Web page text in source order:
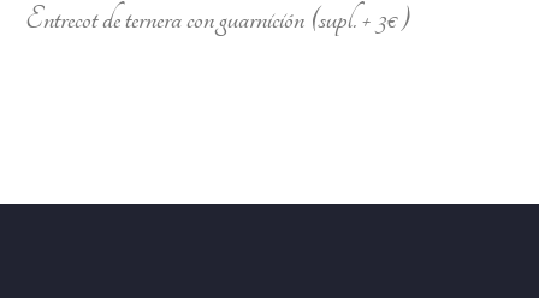
Entrecot de ternera con guarnición (supl. + 3€)